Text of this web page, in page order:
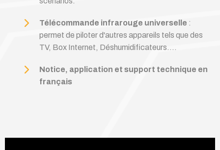
Télécommande infrarouge universelle :
permet de piloter d'autres appareils tels que des
TV, Box Internet, Déshumidificateurs....
Notice, application et support technique en
français